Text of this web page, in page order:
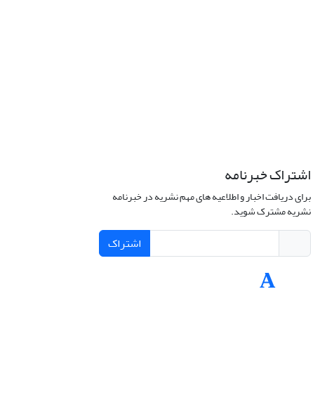
اشتراک خبرنامه
برای دریافت اخبار و اطلاعیه های مهم نشریه در خبرنامه
نشریه مشترک شوید.
اشتراک